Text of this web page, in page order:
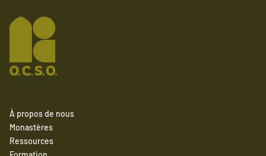
À propos de nous
Monastères
Ressources